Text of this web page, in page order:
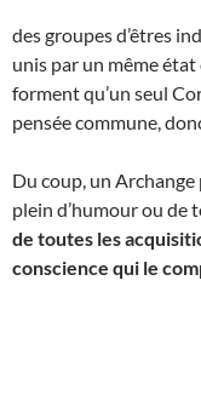
des groupes d’êtres
unis par un même état
forment qu’un seul
pensée commune,
Du coup, un
plein d’humour ou de
de toutes les
conscience qui le